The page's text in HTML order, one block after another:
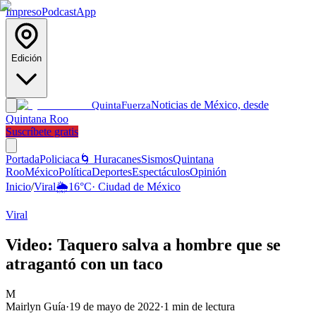
ImpresoPodcastApp
Edición
QuintaFuerzaNoticias de México, desde
Quintana Roo
Suscríbete gratis
PortadaPoliciaca 🌀 HuracanesSismosQuintana
RooMéxicoPolíticaDeportesEspectáculosOpinión
Inicio/Viral🌦️16°C· Ciudad de México
Viral
Video: Taquero salva a hombre que se
atragantó con un taco
M
Mairlyn Guía·19 de mayo de 2022·1 min de lectura